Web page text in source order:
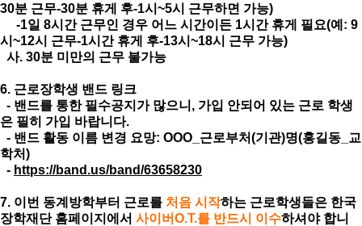
30분 근무-30분 휴게 후-1시~5시 근무하면 가능)
-1일 8시간 근무인 경우 어느 시간이든 1시간 휴게 필요(예: 9
시~12시 근무-1시간 휴게 후-13시~18시 근무 가능)
사. 30분 미만의 근무 불가능
6. 근로장학생 밴드 링크
- 밴드를 통한 필수공지가 많으니, 가입 안되어 있는 근로 학생
은 필히 가입 바랍니다.
- 밴드 활동 이름 변경 요망: OOO_근로부처(기관)명(홍길동_교
학처)
- https://band.us/band/63658230
7. 이번 동계방학부터 근로를 처음 시작하는 근로학생들은 한국
장학재단 홈페이지에서 사이버O.T.를 반드시 이수하셔야 합니